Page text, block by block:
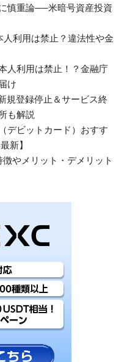
慎重論──米暗号資産投資
人利用は禁止？違法性や金
人利用は禁止！？金融庁
け
規登録停止＆サービス終
も解説
デビットカード）おすす
新】
やメリット・デメリット